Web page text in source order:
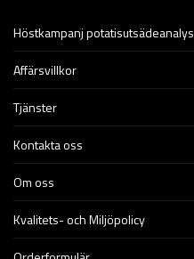
Höstkampanj potatisutsädeanalys
Affärsvillkor
Tjänster
Kontakta oss
Om oss
Kvalitets- och Miljöpolicy